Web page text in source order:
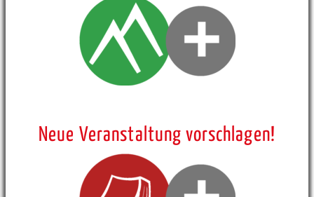
Neue Veranstaltung vorschlagen!